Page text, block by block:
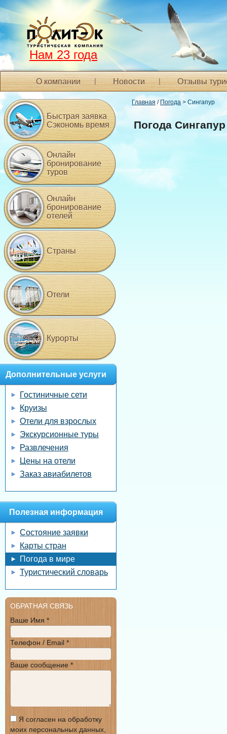
Нам 23 года
О компании Новости Отзывы
Главная / Погода> Сингапур
Погода Сингапур
Быстрая заявка
Сэкономь время
Онлайн
бронирование
туров
Онлайн
бронирование
отелей
Страны
Отели
Курорты
Дополнительные услуги
Гостиничные сети
Круизы
Отели для взрослых
Экскурсионные туры
Развлечения
Цены на отели
Заказ авиабилетов
Полезная информация
Состояние заявки
Карты стран
Погода в мире
Туристический словарь
ОБРАТНАЯ СВЯЗЬ
Ваше Имя *
Телефон / Email *
Ваше сообщение *
Я согласен на обработку
моих персональных данных,